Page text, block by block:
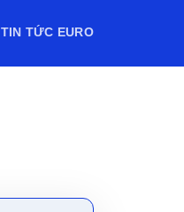
TIN TỨC EURO